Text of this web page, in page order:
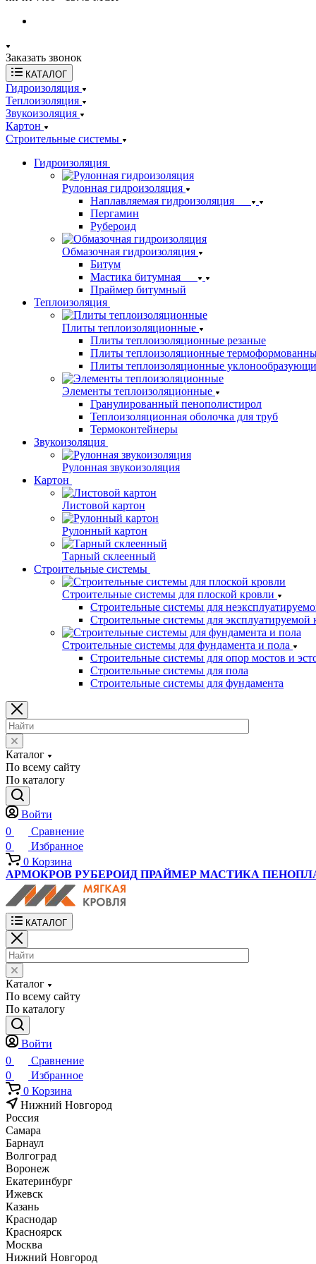
Заказать звонок
КАТАЛОГ
Гидроизоляция
Теплоизоляция
Звукоизоляция
Картон
Строительные системы
Гидроизоляция
Рулонная гидроизоляция
Наплавляемая гидроизоляция
Пергамин
Рубероид
Обмазочная гидроизоляция
Битум
Мастика битумная
Праймер битумный
Теплоизоляция
Плиты теплоизоляционные
Плиты теплоизоляционные резаные
Плиты теплоизоляционные
Плиты теплоизоляционные
Элементы теплоизоляционные
Гранулированный пенополистирол
Теплоизоляционная оболочка для труб
Термоконтейнеры
Звукоизоляция
Рулонная звукоизоляция
Картон
Листовой картон
Рулонный картон
Тарный склеенный
Строительные системы
Строительные системы для плоской кровли
Строительные системы для
Строительные системы для эксплуатируемой
Строительные системы для фундамента и пола
Строительные системы для опор мостов и
Строительные системы для пола
Строительные системы для фундамента
Каталог
По всему сайту
По каталогу
Войти
0
Сравнение
0
Избранное
0 Корзина
АРМОКРОВ РУБЕРОИД ПРАЙМЕР МАСТИКА
КАТАЛОГ
Каталог
По всему сайту
По каталогу
Войти
0
Сравнение
0
Избранное
0 Корзина
Нижний Новгород
Россия
Самара
Барнаул
Волгоград
Воронеж
Екатеринбург
Ижевск
Казань
Краснодар
Красноярск
Москва
Нижний Новгород